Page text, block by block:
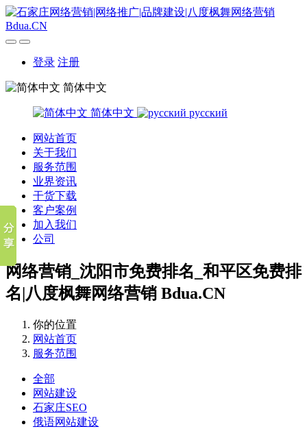
登录 注册
简体中文
简体中文 русский
网站首页
关于我们
服务范围
业界资讯
干货下载
客户案例
加入我们
公司
网络营销_沈阳市免费排名_和平区免费排
名|八度枫舞网络营销 Bdua.CN
你的位置
网站首页
服务范围
全部
网站建设
石家庄SEO
俄语网站建设